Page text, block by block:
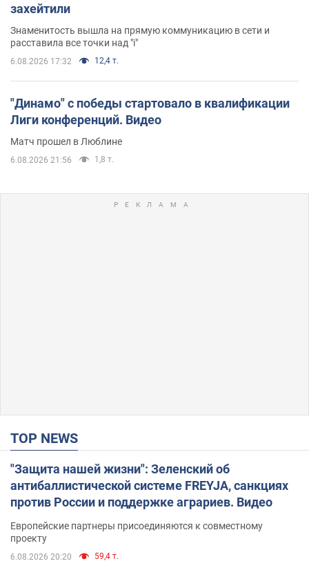
захейтили
Знаменитость вышла на прямую коммуникацию в сети и
расставила все точки над "i"
6.08.2026 17:32 12,4 т.
"Динамо" с победы стартовало в квалификации
Лиги конференций. Видео
Матч прошел в Люблине
6.08.2026 21:56 1,8 т.
TOP NEWS
"Защита нашей жизни": Зеленский об
антибаллистической системе FREYJA, санкциях
против России и поддержке аграриев. Видео
Европейские партнеры присоединяются к совместному
проекту
6.08.2026 20:20 59,4 т.